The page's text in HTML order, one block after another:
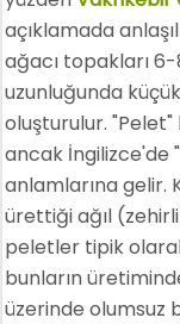
açıklamada
ağacı topakları
uzunluğunda
oluşturulur.
ancak İngilizce'de
anlamlarına gelir.
ürettiği ağıl
peletler tipik
bunların
üzerinde olumsuz